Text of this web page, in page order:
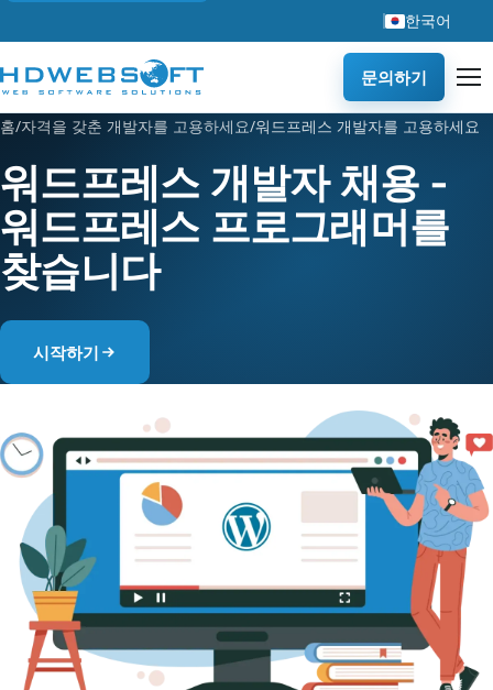
한국어
문의하기
홈/자격을 갖춘 개발자를 고용하세요/워드프레스 개발자를 고용하세요
워드프레스 개발자 채용 -
워드프레스 프로그래머를
찾습니다
시작하기